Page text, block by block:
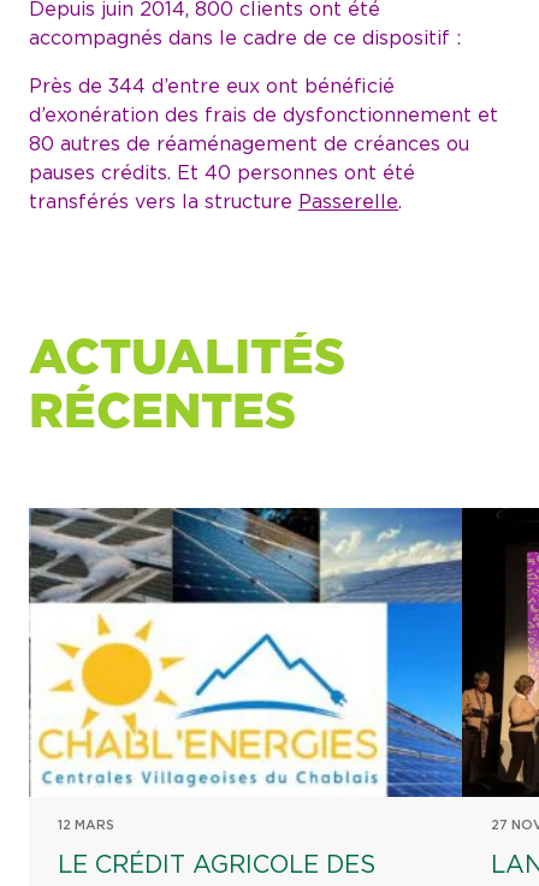
Depuis juin 2014, 800 clients ont été
accompagnés dans le cadre de ce dispositif :
Près de 344 d’entre eux ont bénéficié
d’exonération des frais de dysfonctionnement et
80 autres de réaménagement de créances ou
pauses crédits. Et 40 personnes ont été
transférés vers la structure Passerelle.
ACTUALITÉS
RÉCENTES
12 MARS
LE CRÉDIT AGRICOLE DES
27